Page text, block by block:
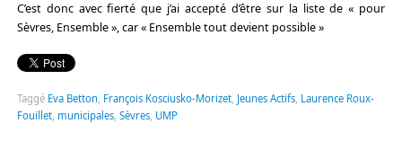
C’est donc avec fierté que j’ai accepté d’être sur la liste de « pour
Sèvres, Ensemble », car « Ensemble tout devient possible »
Taggé Eva Betton François Kosciusko-Morizet, Jeunes Actifs, Laurence Roux-
Fouillet, municipales, Sèvres, UMP